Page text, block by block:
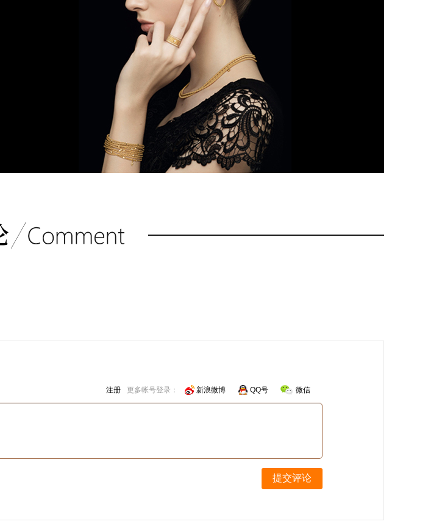
注册 更多帐号登录： 新浪微博 QQ号 微信
提交评论